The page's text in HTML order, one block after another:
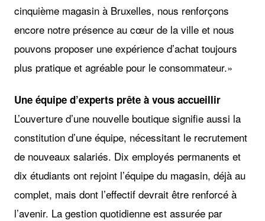
cinquième magasin à Bruxelles, nous renforçons
encore notre présence au cœur de la ville et nous
pouvons proposer une expérience d’achat toujours
plus pratique et agréable pour le consommateur.»
Une équipe d’experts prête à vous accueillir
L’ouverture d’une nouvelle boutique signifie aussi la
constitution d’une équipe, nécessitant le recrutement
de nouveaux salariés. Dix employés permanents et
dix étudiants ont rejoint l’équipe du magasin, déjà au
complet, mais dont l’effectif devrait être renforcé à
l’avenir. La gestion quotidienne est assurée par